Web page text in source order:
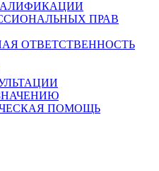
ПРАВ
ОТВЕТСТВЕННОСТЬ
ПОМОЩЬ